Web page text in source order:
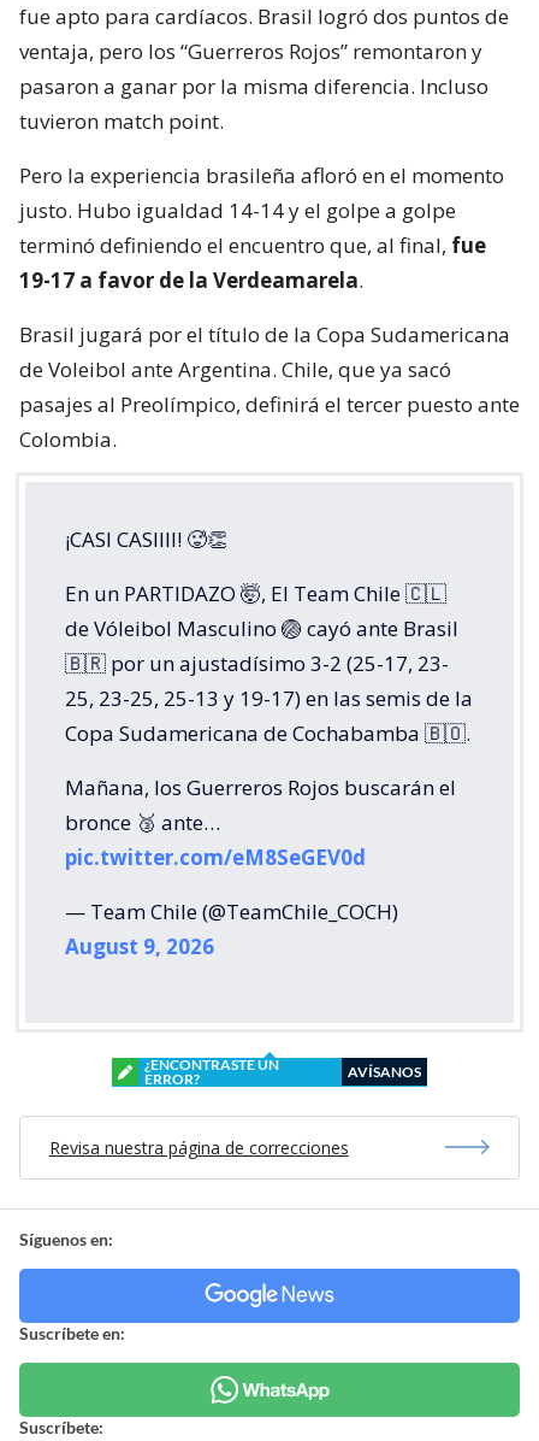
fue apto para cardíacos. Brasil logró dos puntos de
ventaja, pero los “Guerreros Rojos” remontaron y
pasaron a ganar por la misma diferencia. Incluso
tuvieron match point.
Pero la experiencia brasileña afloró en el momento
justo. Hubo igualdad 14-14 y el golpe a golpe
terminó definiendo el encuentro que, al final, fue
19-17 a favor de la Verdeamarela.
Brasil jugará por el título de la Copa Sudamericana
de Voleibol ante Argentina. Chile, que ya sacó
pasajes al Preolímpico, definirá el tercer puesto ante
Colombia.
¡CASI CASIIII! 🥵👏
En un PARTIDAZO 🤯, El Team Chile 🇨🇱
de Vóleibol Masculino 🏐 cayó ante Brasil
🇧🇷 por un ajustadísimo 3-2 (25-17, 23-
25, 23-25, 25-13 y 19-17) en las semis de la
Copa Sudamericana de Cochabamba 🇧🇴.
Mañana, los Guerreros Rojos buscarán el
bronce 🥉 ante…
pic.twitter.com/eM8SeGEV0d
— Team Chile (@TeamChile_COCH)
August 9, 2026
¿ENCONTRASTE UN
ERROR?
AVÍSANOS
Revisa nuestra página de correcciones
Síguenos en:
Suscríbete en:
Suscríbete: